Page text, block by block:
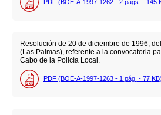
PDF (BOE-A-1997-1262 - 2 págs. - 145
Resolución de 20 de diciembre de 1996,
(Las Palmas), referente a la convocatoria
Cabo de la Policía Local.
PDF (BOE-A-1997-1263 - 1 pág. - 77 KB)